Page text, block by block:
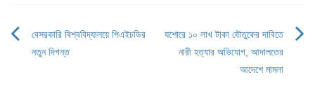
Post
বেসরকারি বিশ্ববিদ্যালয়ে পিএইচডির
নতুন দিগন্ত
যশোরে ১০ লাখ টাকা যৌতুকের দাবিতে
নারী হত্যার অভিযোগ, আদালতের
আদেশে মামলা